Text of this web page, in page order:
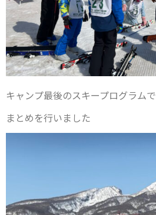
キャンプ最後のスキープログラムで
まとめを行いました